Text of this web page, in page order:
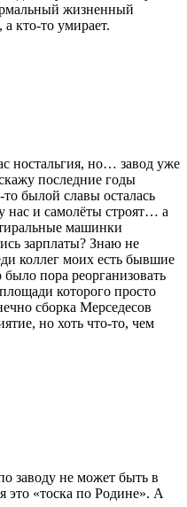
жизненный
а кто-то умирает.
ностальгия, но… завод уже
последние годы
былой славы осталась
нас и самолёты строят… а
машинки
зарплаты? Знаю не
коллег моих есть бывшие
пора реорганизовать
которого просто
сборка Мерседесов
но хоть что-то, чем
заводу не может быть в
это «тоска по Родине». А